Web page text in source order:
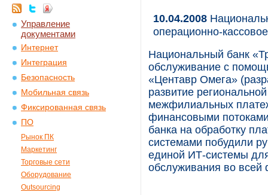
Управление
документами
Интернет
Интеграция
Безопасность
Мобильная связь
Фиксированная связь
ПО
Рынок ПК
Маркетинг
Торговые сети
Оборудование
Outsourcing
10.04.2008
операционно-
Национальный банк
обслуживание с
«Центавр Омега»
развитие
межфилиальных
финансовыми
банка на обработку
системами побудили
единой ИТ-системы
обслуживания во всей